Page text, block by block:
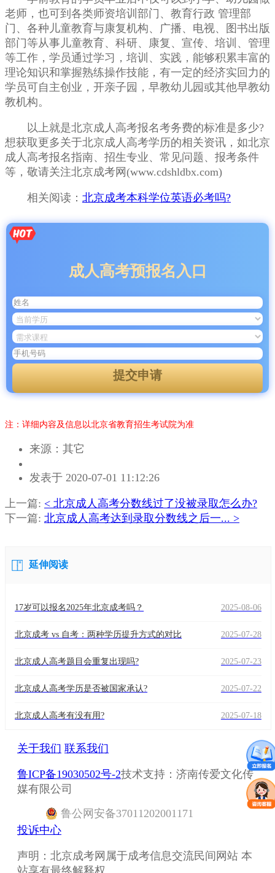
老师，也可到各类师资培训部门、教育行政 管理部
门、各种儿童教育与康复机构、广播、电视、图书出版
部门等从事儿童教育、科研、康复、宣传、培训、管理
等工作，学员通过学习，培训、实践，能够积累丰富的
理论知识和掌握熟练操作技能，有一定的经济实回力的
学员可自主创业，开亲子园，早教幼儿园或其他早教幼
教机构。
以上就是北京成人高考报名考务费的标准是多少?
想获取更多关于北京成人高考学历的相关资讯，如北京
成人高考报名指南、招生专业、常见问题、报考条件
等，敬请关注北京成考网(www.cdshldbx.com)
相关阅读： 北京成考本科学位英语必考吗?
成人高考预报名入口
提交申请
注：详细内容及信息以北京省教育招生考试院为准
来源：其它
者：
老
师
发表于 2020-07-01 11:12:26
上一篇: < 北京成人高考分数线过了没被录取怎么办?
下一篇: 北京成人高考达到录取分数线之后一... >
延伸阅读
17岁可以报名2025年北京成考吗？ 2025-08-06
北京成考 vs 自考：两种学历提升方式的对比 2025-07-28
北京成人高考题目会重复出现吗? 2025-07-23
北京成人高考学历是否被国家承认? 2025-07-22
北京成人高考有没有用? 2025-07-18
关于我们 联系我们
鲁ICP备19030502号-2技术支持：济南传爱文化传
媒有限公司
鲁公网安备37011202001171
投诉中心
声明：北京成考网属于成考信息交流民间网站 本
站享有最终解释权